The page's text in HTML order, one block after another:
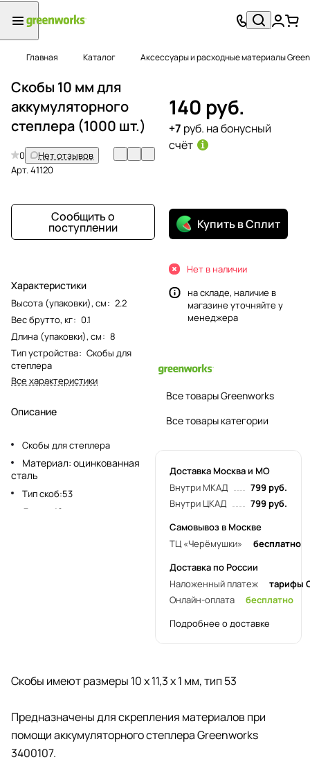
Главная Каталог Аксессуары и расходные материалы
Скобы 10 мм для
аккумуляторного
степлера (1000 шт.)
0
Нет отзывов
Арт.41120
Сообщить о
поступлении
Характеристики
Высота (упаковки), см: 2.2
Вес брутто, кг: 0.1
Длина (упаковки), см: 8
Тип устройства: Скобы для
степлера
Все характеристики
Описание
Скобы для степлера
Материал: оцинкованная
сталь
Тип скоб:53
Длина: 10 мм
140 руб.
+7 руб. на бонусный
счёт
Купить в Сплит
Нет в наличии
на складе, наличие в
магазине уточняйте у
менеджера
Все товары Greenworks
Все товары категории
Доставка Москва и МО
Внутри МКАД
799 руб.
Внутри ЦКАД
799 руб.
Самовывоз в Москве
ТЦ «Черёмушки»
бесплатно
Доставка по России
Наложенный платеж
тарифы
Онлайн-оплата
бесплатно
Подробнее о доставке
Скобы имеют размеры 10 х 11,3 х 1 мм, тип 53
Предназначены для скрепления материалов при
помощи аккумуляторного степлера Greenworks
3400107.